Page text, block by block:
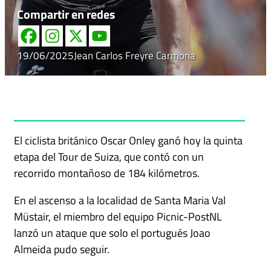
Compartir en redes
19/06/2025Jean Carlos Freyre Carmona
El ciclista británico Oscar Onley ganó hoy la quinta
etapa del Tour de Suiza, que contó con un
recorrido montañoso de 184 kilómetros.
En el ascenso a la localidad de Santa Maria Val
Müstair, el miembro del equipo Picnic-PostNL
lanzó un ataque que solo el portugués Joao
Almeida pudo seguir.